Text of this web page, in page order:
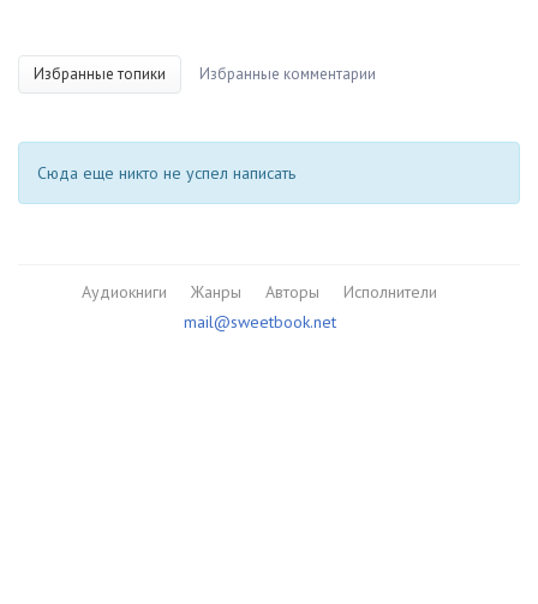
Избранные топики Избранные комментарии
Сюда еще никто не успел написать
Аудиокниги Жанры Авторы
Исполнители
mail@sweetbook.net